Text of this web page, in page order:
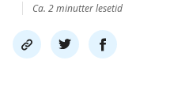
Ca. 2 minutter lesetid
Del
link
Del
på
Del
på